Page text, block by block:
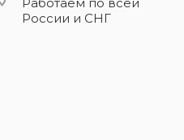
России и СНГ